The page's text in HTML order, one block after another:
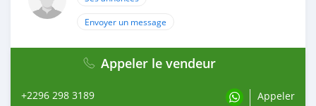
Envoyer un message
Appeler le vendeur
+2296 298 3189 Appeler